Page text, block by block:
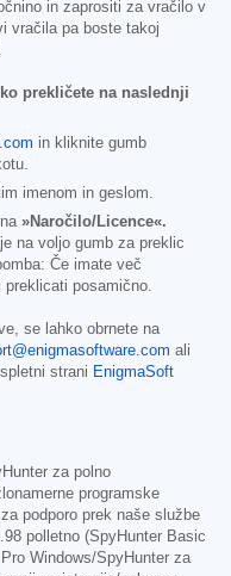
in zaprositi za vračilo v
vračila pa boste takoj
prekličete na naslednji
in kliknite gumb
imenom in geslom.
»Naročilo/Licence«.
na voljo gumb za preklic
Če imate več
preklicati posamično.
se lahko obrnete na
ali
strani EnigmaSoft
za polno
programske
podporo prek naše službe
polletno (SpyHunter Basic
Windows/SpyHunter za